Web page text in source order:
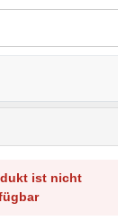
ist nicht